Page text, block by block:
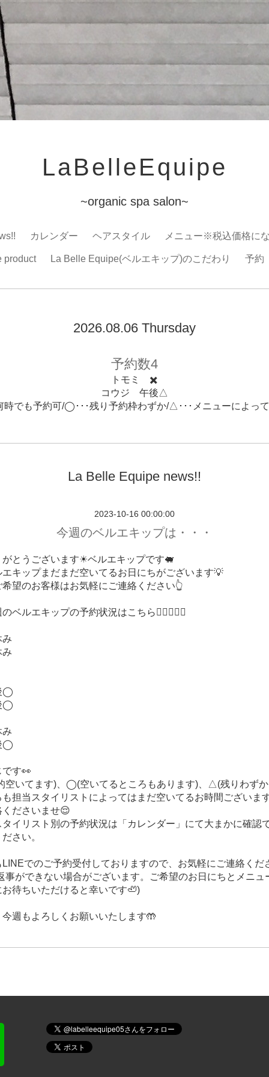
LaBelleEquipe
~organic spa salon~
カレンダー ヘアスタイル メニュー※税込価格に
product La Belle Equipe(ベルエキップ)のこだわり 予約
2026.08.06 Thursday
予約数4
トモミ ✖️
コウジ 午後△
でも予約可/◯･･･残り予約枠わずか/△･･･メニューによっ
La Belle Equipe news!!
2023-10-16 00:00:00
今週のベルエキップは・・・
がとうございます☀︎ベルエキップです🐖
キップまだまだ空いてるお日にちがございます💡
望のお客様はお気軽にご連絡ください👆
ベルエキップの予約状況はこちら💁🏻‍♀️💁‍♂️
み
み
◯
◯
み
◯
す👀
いてます)、◯(空いてるところもあります)、△(残りわず
担当スタイリストによってはまだ空いてるお時間ございま
ださいませ😌
イリスト別の予約状況は「カレンダー」にて大まかに確認
さい。
でのご予約受付しておりますので、お気軽にご連絡くだ
事ができない場合がございます。ご希望のお日にちとメニュ
待ちいただけると幸いです🦥)
週もよろしくお願いいたします🤲